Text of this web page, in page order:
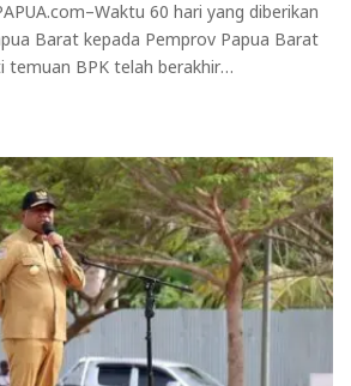
60 hari yang diberikan
Barat kepada Pemprov Papua Barat
BPK telah berakhir…